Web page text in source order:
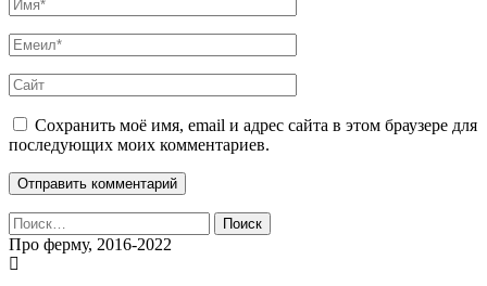
Сохранить моё имя, email и адрес сайта в этом браузере для
последующих моих комментариев.
Найти:
Про ферму, 2016-2022